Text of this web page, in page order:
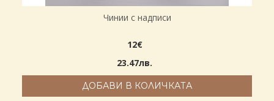
Чинии с надписи
12€
23.47лв.
ДОБАВИ В КОЛИЧКАТА